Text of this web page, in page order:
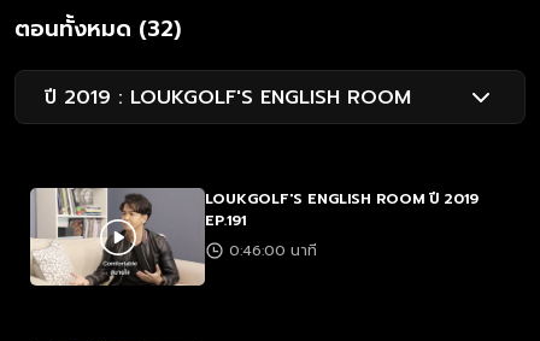
ตอนทั้งหมด (32)
ปี 2019 : LOUKGOLF'S ENGLISH ROOM
LOUKGOLF'S ENGLISH ROOM ปี 2019
EP.191
0:46:00 นาที